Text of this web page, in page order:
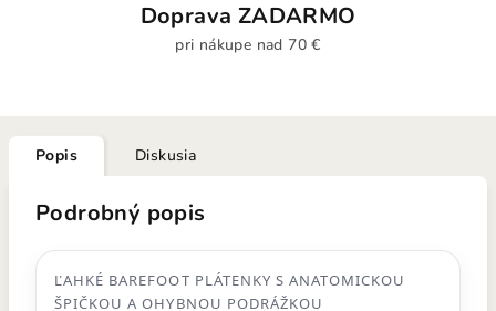
Doprava ZADARMO
pri nákupe nad 70 €
Popis Diskusia
Podrobný popis
ĽAHKÉ BAREFOOT PLÁTENKY S ANATOMICKOU
ŠPIČKOU A OHYBNOU PODRÁŽKOU